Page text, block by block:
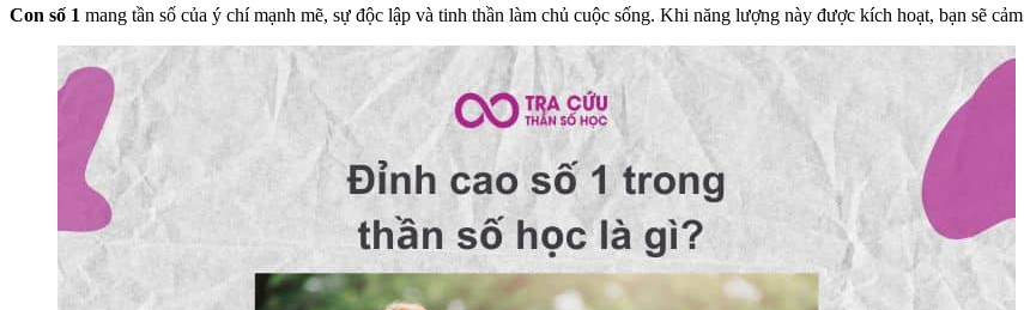
Con số 1 mang tần số của ý chí mạnh mẽ, sự độc lập và tinh thần làm chủ cuộc sống. Khi năng lượng này được kích hoạt, bạn sẽ